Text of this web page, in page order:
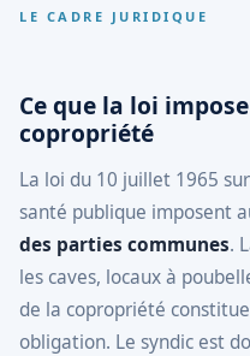
LE CADRE JURIDIQUE
Ce que la loi
copropriété
La loi du 10 juillet 1965
santé publique imposent
des parties communes.
les caves, locaux à
de la copropriété
obligation. Le syndic est